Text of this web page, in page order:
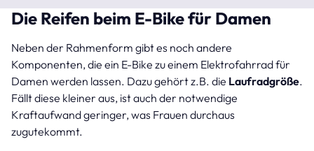
Die Reifen beim E-Bike für Damen
Neben der Rahmenform gibt es noch andere
Komponenten, die ein E-Bike zu einem Elektrofahrrad für
Damen werden lassen. Dazu gehört z.B. die Laufradgröße.
Fällt diese kleiner aus, ist auch der notwendige
Kraftaufwand geringer, was Frauen durchaus
zugutekommt.